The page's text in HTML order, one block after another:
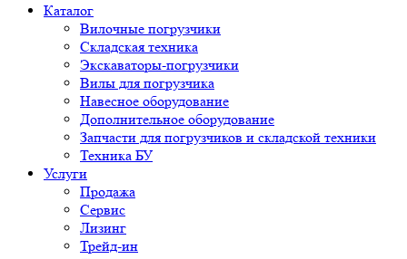
Каталог
Вилочные погрузчики
Складская техника
Экскаваторы-погрузчики
Вилы для погрузчика
Навесное оборудование
Дополнительное оборудование
Запчасти для погрузчиков и складской техники
Техника БУ
Услуги
Продажа
Сервис
Лизинг
Трейд-ин